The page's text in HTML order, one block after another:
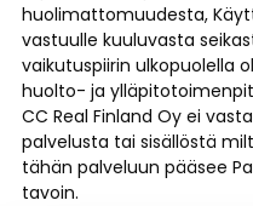
huolimattomuudesta,
vastuulle kuuluvasta
vaikutuspiirin ulkopuolella
huolto- ja
CC Real Finland Oy ei
palvelusta tai sisällöstä
tähän palveluun pääsee
tavoin.